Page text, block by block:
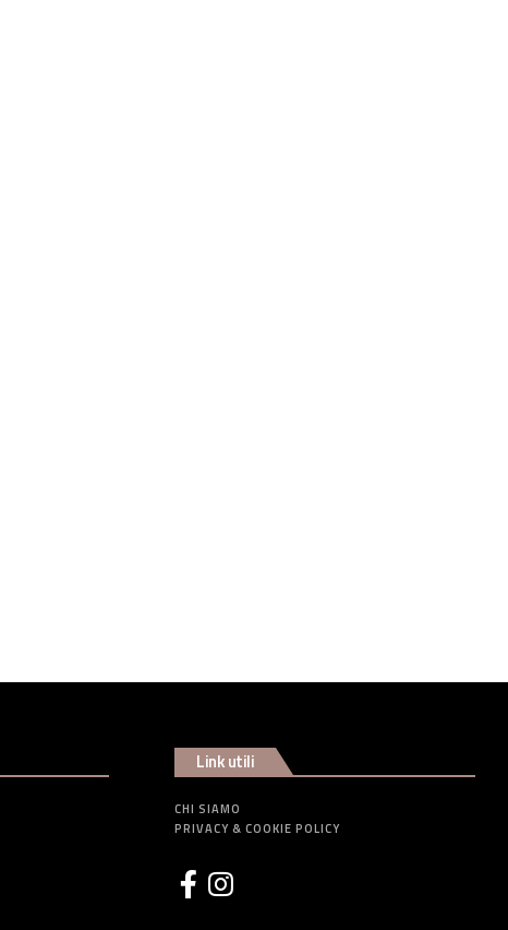
Link utili
CHI SIAMO
PRIVACY & COOKIE POLICY